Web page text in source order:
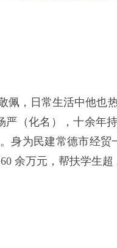
佩，日常生活中他也
严（化名），十余年
身为民建常德市经
余万元，帮扶学生